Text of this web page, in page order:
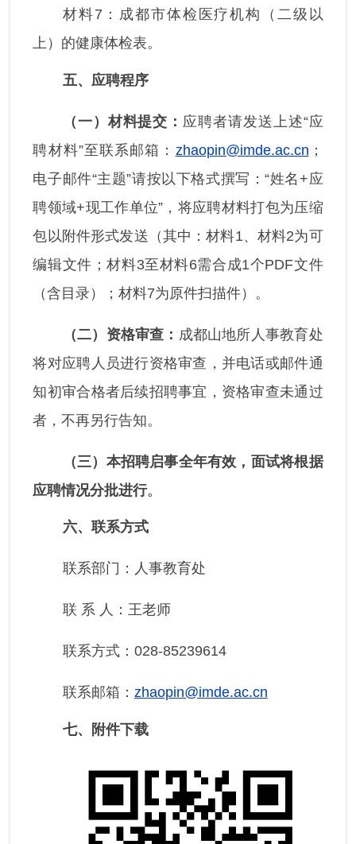
材料7：成都市体检医疗机构（二级以
上）的健康体检表。
五、应聘程序
（一）材料提交： 应聘者请发送上述“应
聘材料”至联系邮箱： zhaopin@imde.ac.cn ；
电子邮件“主题”请按以下格式撰写：“姓名+应
聘领域+现工作单位”，将应聘材料打包为压缩
包以附件形式发送（其中：材料1、材料2为可
编辑文件；材料3至材料6需合成1个PDF文件
（含目录）；材料7为原件扫描件）。
（二）资格审查： 成都山地所人事教育处
将对应聘人员进行资格审查，并电话或邮件通
知初审合格者后续招聘事宜，资格审查未通过
者，不再另行告知。
（三） 本招聘启事全年有效，面试将根据
应聘情况分批进行。
六、联系方式
联系部门：人事教育处
联 系 人：王老师
联系方式：028-85239614
联系邮箱： zhaopin@imde.ac.cn
七、附件下载